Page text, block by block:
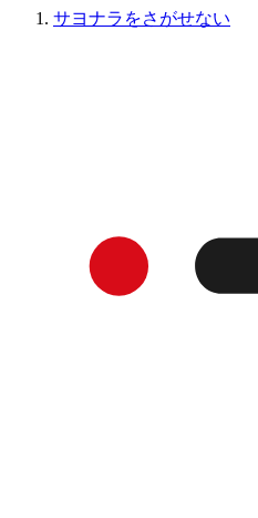
サヨナラをさがせない